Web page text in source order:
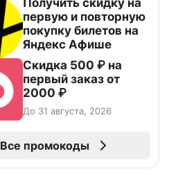
Получить скидку на
первую и повторную
покупку билетов на
Яндекс Афише
Скидка 500 ₽ на
первый заказ от
2000 ₽
До 31 августа, 2026
Все промокоды